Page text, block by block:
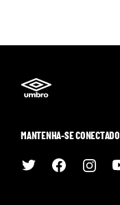
MANTENHA-SE CONECTADO